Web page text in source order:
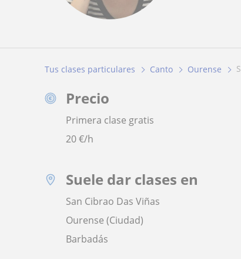
Tus clases particulares Canto Ourense
Precio
Primera clase gratis
20€/h
Suele dar clases en
San Cibrao Das Viñas
Ourense (Ciudad)
Barbadás